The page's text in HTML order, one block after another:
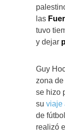
las
tuvo
y dejar
Guy
zona
se hizo
su viaje
de
realizó